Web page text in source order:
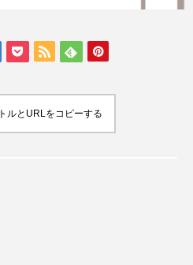
ルとURLをコピーする